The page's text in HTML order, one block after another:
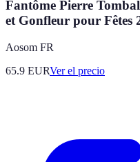
Fantôme Pierre
et Gonfleur pour Fêtes
Aosom FR
65.9 EURVer el precio